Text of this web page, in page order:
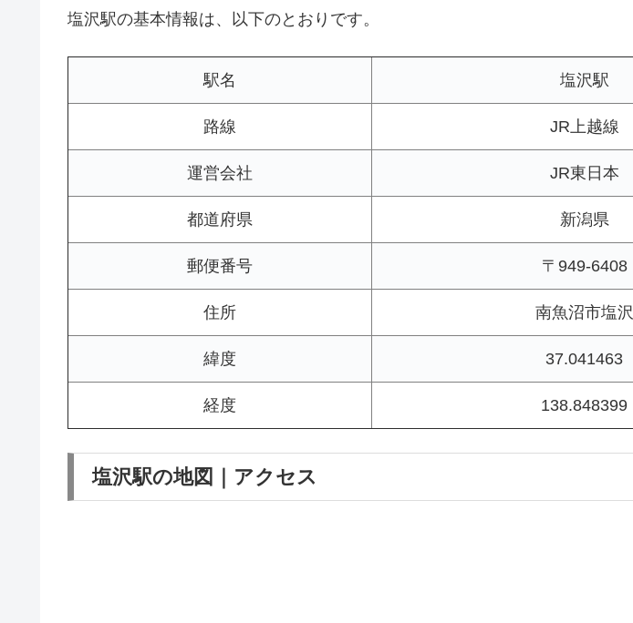
塩沢駅の基本情報は、以下のとおりです。
駅名 塩沢駅
路線 JR上越線
運営会社 JR東日本
都道府県 新潟県
郵便番号 〒949-6408
住所 南魚沼市塩沢
緯度 37.041463
経度 138.848399
塩沢駅の地図｜アクセス